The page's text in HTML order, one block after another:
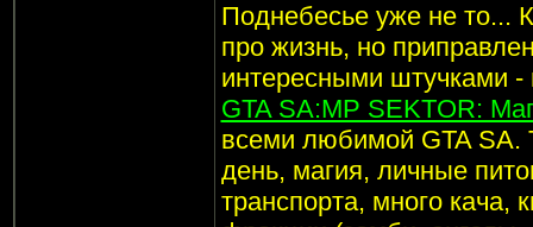
Поднебесье уже не то...
про жизнь, но
интересными штучками
GTA SA:MP SEKTOR:
всеми любимой GTA SA.
день, магия, личные
транспорта, много кача,